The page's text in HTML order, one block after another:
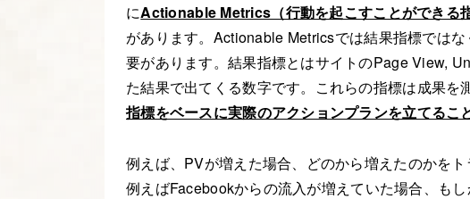
にActionable Metrics（行動を起こすことができる
があります。Actionable Metricsでは結果指標ではな
要があります。結果指標とはサイトのPage View,
た結果で出てくる数字です。これらの指標は成果を
指標をベースに実際のアクションプランを立てるこ
例えば、PVが増えた場合、どのから増えたのかをト
例えばFacebookからの流入が増えていた場合、も